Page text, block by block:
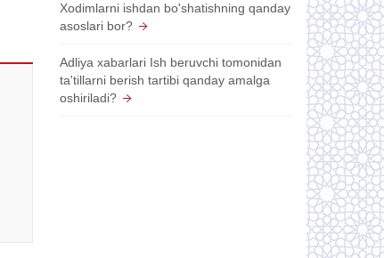
Xodimlarni ishdan bo'shatishning qanday
asoslari bor?
Adliya xabarlari Ish beruvchi tomonidan
ta'tillarni berish tartibi qanday amalga
oshiriladi?